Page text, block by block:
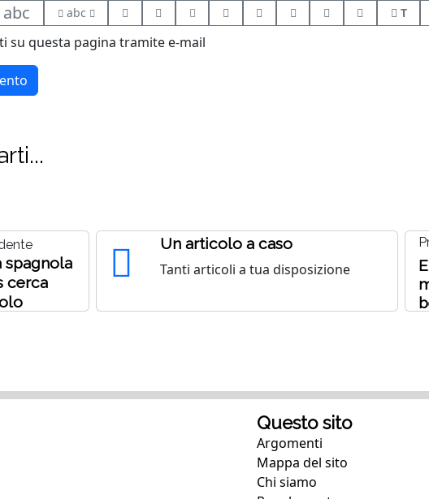
abc abc T
su questa pagina tramite e-mail
spagnola
cerca
Un articolo a caso
Tanti articoli a tua disposizione
Questo sito
Argomenti
Mappa del sito
Chi siamo